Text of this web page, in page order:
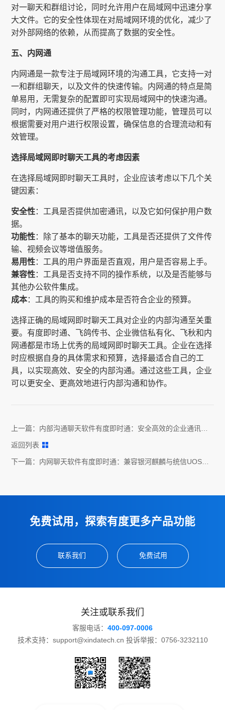
对一聊天和群组讨论，同时允许用户在局域网中迅速分享
大文件。它的安全性体现在对局域网环境的优化，减少了
对外部网络的依赖，从而提高了数据的安全性。
五、内网通
内网通是一款专注于局域网环境的沟通工具，它支持一对
一和群组聊天，以及文件的快速传输。内网通的特点是简
单易用，无需复杂的配置即可实现局域网中的快速沟通。
同时，内网通还提供了严格的权限管理功能，管理员可以
根据需要对用户进行权限设置，确保信息的合理流动和有
效管理。
选择局域网即时聊天工具的考虑因素
在选择局域网即时聊天工具时，企业应该考虑以下几个关
键因素：
安全性：工具是否提供加密通讯，以及它如何保护用户数
据。
功能性：除了基本的聊天功能，工具是否还提供了文件传
输、视频会议等增值服务。
易用性：工具的用户界面是否直观，用户是否容易上手。
兼容性：工具是否支持不同的操作系统，以及是否能够与
其他办公软件集成。
成本：工具的购买和维护成本是否符合企业的预算。
选择正确的局域网即时聊天工具对企业的内部沟通至关重
要。有度即时通、飞鸽传书、企业微信私有化、飞秋和内
网通都是市场上优秀的局域网即时聊天工具。企业在选择
时应根据自身的具体需求和预算，选择最适合自己的工
具，以实现高效、安全的内部沟通。通过这些工具，企业
可以更安全、更高效地进行内部沟通和协作。
上一篇： 内部沟通聊天软件有度即时通：安全高效的企业通讯解
返回列表
下一篇： 内网聊天软件有度即时通：兼容银河麒麟与统信UOS操
免费试用，探索有度更多产品功能
联系我们 免费试用
关注或联系我们
客服电话： 400-097-0006
技术支持：support@xindatech.cn 投诉举报：0756-3232110